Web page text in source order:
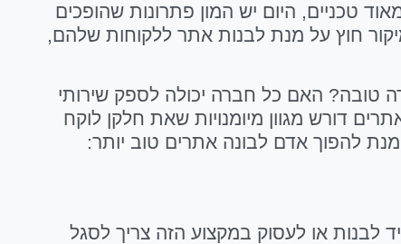
טכניים, היום יש המון פתרונות שהופכים
חוץ על מנת לבנות אתר ללקוחות שלהם,
טובה? האם כל חברה יכולה לספק שירותי
דורש מגוון מיומנויות שאת חלקן לוקח
להפוך אדם לבונה אתרים טוב יותר:
או לעסוק במקצוע הזה צריך לסגל